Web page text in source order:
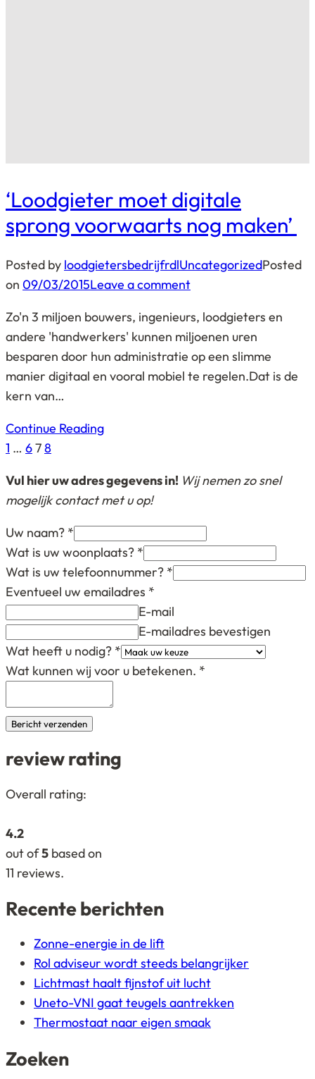
‘Loodgieter moet digitale
sprong voorwaarts nog maken’
Posted by loodgietersbedrijfrdlUncategorizedPosted
on 09/03/2015Leave a comment
Zo'n 3 miljoen bouwers, ingenieurs, loodgieters en
andere 'handwerkers' kunnen miljoenen uren
besparen door hun administratie op een slimme
manier digitaal en vooral mobiel te regelen.Dat is de
kern van…
Continue Reading
Berichten
Page
1 … Page
6Page
7Page
8
Vul hier uw adres gegevens in! Wij nemen zo snel
mogelijk contact met u op!
Uw naam? *
Wat is uw woonplaats? *
Wat is uw telefoonnummer? *
Eventueel uw emailadres *
E-mail
E-mailadres bevestigen
Wat heeft u nodig? *
Wat kunnen wij voor u betekenen. *
Bericht verzenden
review rating
4,2
based
on
12.345
Overall rating:
4.2
out of5 based on
11 reviews.
Recente berichten
Zonne-energie in de lift
Rol adviseur wordt steeds belangrijker
Lichtmast haalt fijnstof uit lucht
Uneto-VNI gaat teugels aantrekken
Thermostaat naar eigen smaak
Zoeken